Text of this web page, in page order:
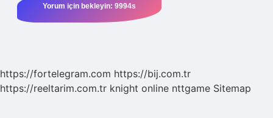
https://fortelegram.com https://bij.com.tr
https://reeltarim.com.tr knight online nttgame Sitemap